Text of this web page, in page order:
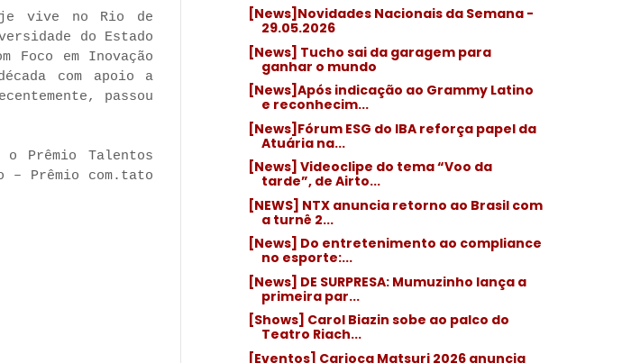
vive no Rio de
do Estado
Foco em Inovação
com apoio a
passou
Prêmio Talentos
Prêmio com.tato
[News]Novidades Nacionais da Semana -
29.05.2026
[News] Tucho sai da garagem para
ganhar o mundo
[News]Após indicação ao Grammy Latino
e reconhecim...
[News]Fórum ESG do IBA reforça papel da
Atuária na...
[News] Videoclipe do tema “Voo da
tarde”, de Airto...
[NEWS] NTX anuncia retorno ao Brasil com
a turnê 2...
[News] Do entretenimento ao compliance
no esporte:...
[News] DE SURPRESA: Mumuzinho lança a
primeira par...
[Shows] Carol Biazin sobe ao palco do
Teatro Riach...
[Eventos] Carioca Matsuri 2026 anuncia